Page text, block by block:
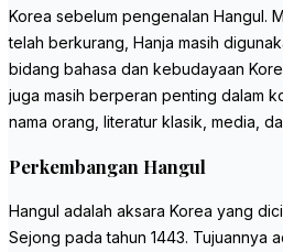
Korea sebelum pengenalan Hangul.
telah berkurang, Hanja masih
bidang bahasa dan kebudayaan
juga masih berperan penting dalam
nama orang, literatur klasik, media,
Perkembangan Hangul
Hangul adalah aksara Korea yang
Sejong pada tahun 1443. Tujuannya